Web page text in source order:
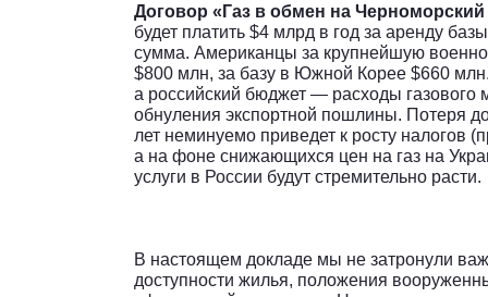
Договор «Газ в обмен на
будет платить $4 млрд в год за аренду
сумма. Американцы за крупнейшую
$800 млн, за базу в Южной Корее $660
а российский бюджет — расходы газового
обнуления экспортной пошлины. Потеря
лет неминуемо приведет к росту налогов
а на фоне снижающихся цен на газ на
услуги в России будут стремительно расти.
В настоящем докладе мы не затронули
доступности жилья, положения